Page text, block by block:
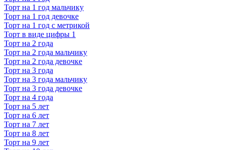
Торт на 1 год мальчику
Торт на 1 год девочке
Торт на 1 год с метрикой
Торт в виде цифры 1
Торт на 2 года
Торт на 2 года мальчику
Торт на 2 года девочке
Торт на 3 года
Торт на 3 года мальчику
Торт на 3 года девочке
Торт на 4 года
Торт на 5 лет
Торт на 6 лет
Торт на 7 лет
Торт на 8 лет
Торт на 9 лет